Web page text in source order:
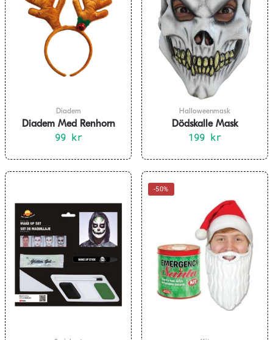
Diadem
Diadem Med Renhorn
99 kr
Halloweenmask
Dödskalle Mask
Barnstorlek
199 kr
-50%